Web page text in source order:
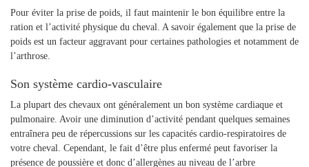
Pour éviter la prise de poids, il faut maintenir le bon équilibre entre la
ration et l’activité physique du cheval. A savoir également que la prise de
poids est un facteur aggravant pour certaines pathologies et notamment de
l’arthrose.
Son système cardio-vasculaire
La plupart des chevaux ont généralement un bon système cardiaque et
pulmonaire. Avoir une diminution d’activité pendant quelques semaines
entraînera peu de répercussions sur les capacités cardio-respiratoires de
votre cheval. Cependant, le fait d’être plus enfermé peut favoriser la
présence de poussière et donc d’allergènes au niveau de l’arbre